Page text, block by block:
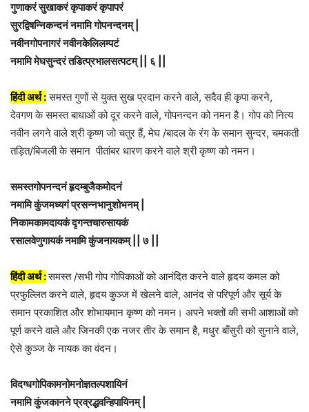
गुणाकरं सुखाकरं कृपाकरं कृपापरं
सुरद्विषन्निकन्दनं नमामि गोपनन्दनम् |
नवीनगोपनागरं नवीनकेलिलम्पटं
नमामि मेघसुन्दरं तडित्प्रभालसत्पटम् || ६ ||
हिंदी अर्थ :समस्त गुणों से युक्त सुख प्रदान करने वाले, सदैव ही कृपा करने,
देवगण के समस्त बाधाओं को दूर करने वाले, गोपनन्दन को नमन है। गोप को नित्य
नवीन लगने वाले श्री कृष्ण जो चतुर हैं, मेघ /बादल के रंग के समान सुन्दर, चमकती
तड़ित/बिजली के समान पीतांबर धारण करने वाले श्री कृष्ण को नमन।
समस्तगोपनन्दनं हृदम्बुजैकमोदनं
नमामि कुंजमध्यगं प्रसन्नभानुशोभनम् |
निकामकामदायकं दृगन्तचारुसायकं
रसालवेणुगायकं नमामि कुंजनायकम् || ७ ||
हिंदी अर्थ :समस्त /सभी गोप गोपिकाओं को आनंदित करने वाले हृदय कमल को
प्रफुल्लित करने वाले, हृदय कुञ्ज में खेलने वाले, आनंद से परिपूर्ण और सूर्य के
समान प्रकाशित और शोभायमान कृष्ण को नमन। अपने भक्तों की सभी आशाओं को
पूर्ण करने वाले और जिनकी एक नजर तीर के समान है, मधुर बाँसुरी को सुनाने वाले,
ऐसे कुञ्ज के नायक का वंदन।
विदग्धगोपिकामनोमनोज्ञतल्पशायिनं
नमामि कुंजकानने प्रव्रद्धवन्हिपायिनम् |